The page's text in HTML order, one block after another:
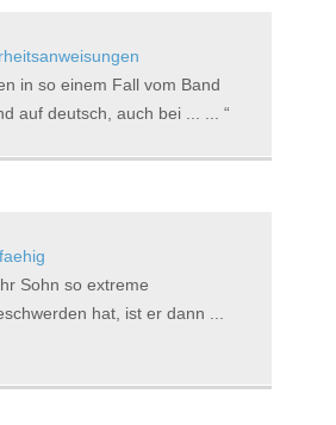
in so einem Fall vom Band
auf deutsch, auch bei ... ...
Sohn so extreme
hat, ist er dann ...